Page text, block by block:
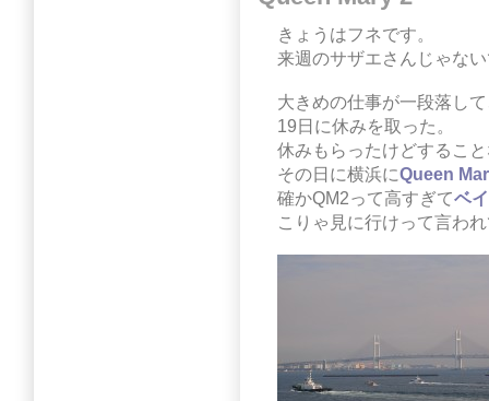
きょうはフネです。
来週のサザエさんじゃな
大きめの仕事が一段落し
19日に休みを取った。
休みもらったけどするこ
その日に横浜にQueen
確かQM2って高すぎてベ
こりゃ見に行けって言わ